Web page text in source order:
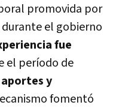
promovida por
el gobierno
fue
el período de
y
fomentó